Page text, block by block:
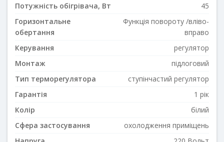
Потужність обігрівача, Вт
45
Горизонтальне
обертання
Функція повороту /вліво-
вправо
Керування
регулятор
Монтаж
підлоговий
Тип терморегулятора
ступінчастий регулятор
Гарантія
1 рік
Колір
білий
Сфера застосування
охолодження приміщень